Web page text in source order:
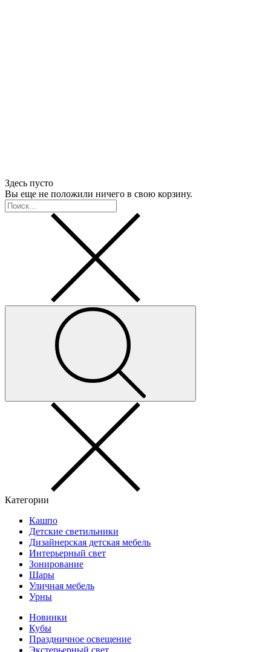
Здесь пусто
Вы еще не положили ничего в свою корзину.
Категории
Кашпо
Детские светильники
Дизайнерская детская мебель
Интерьерный свет
Зонирование
Шары
Уличная мебель
Урны
Новинки
Кубы
Праздничное освещение
Экстерьерный свет